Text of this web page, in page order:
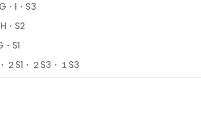
・I・S3
・S2
S1
S1・２S3・１S3